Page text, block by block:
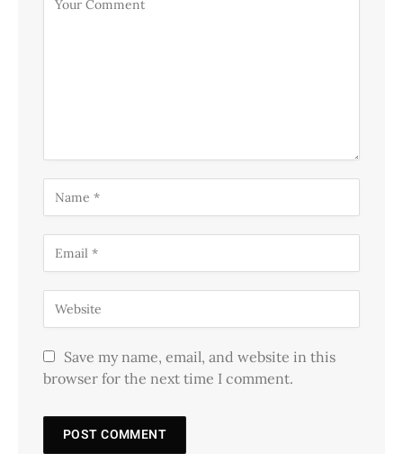
Save my name, email, and website in this
browser for the next time I comment.